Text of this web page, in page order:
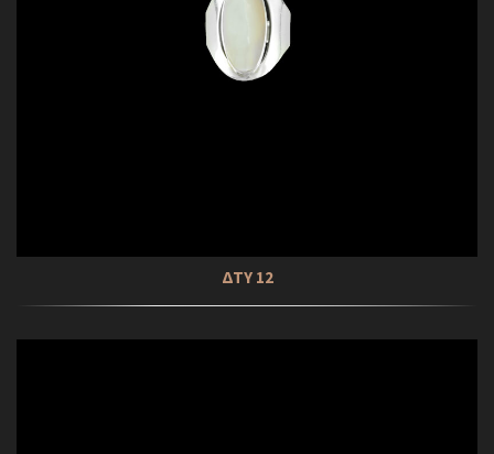
ΔΤΥ 12